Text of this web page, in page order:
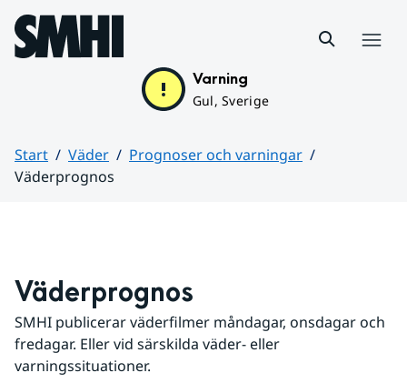
Hoppa till sidans innehåll
Varning
Gul, Sverige
Start Väder
Prognoser och varningar
Väderprognos
Väderprognos
SMHI publicerar väderfilmer måndagar, onsdagar och
fredagar. Eller vid särskilda väder- eller
varningssituationer.